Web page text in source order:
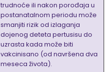
trudnoće ili nakon porođaja u
postanatalnom periodu može
smanjiti rizik od izlaganja
dojenog deteta pertusisu do
uzrasta kada može biti
vakcinisano (od navršena dva
meseca života).